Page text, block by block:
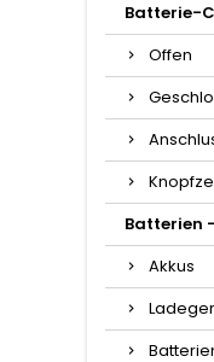
Batterie-
Offen
Batterien
Akkus